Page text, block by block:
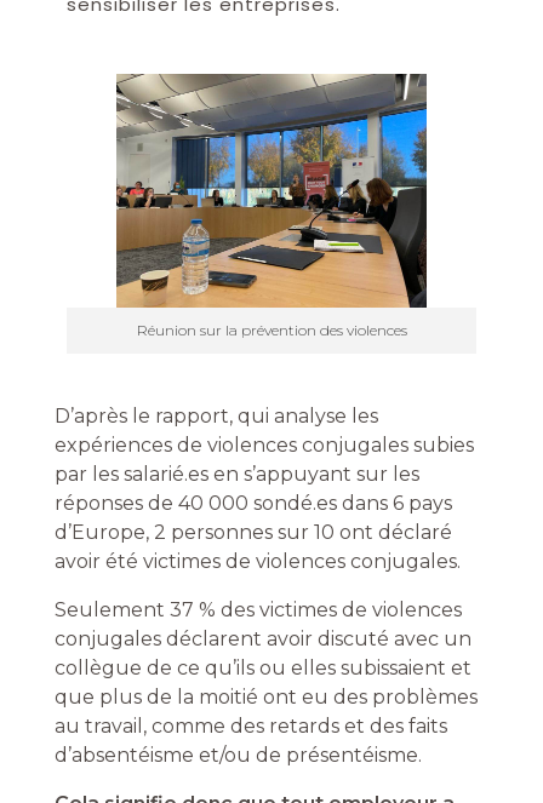
Réunion sur la prévention des violences
D’après le rapport, qui analyse les
expériences de violences conjugales subies
par les salarié.es en s’appuyant sur les
réponses de 40 000 sondé.es dans 6 pays
d’Europe, 2 personnes sur 10 ont déclaré
avoir été victimes de violences conjugales.
Seulement 37 % des victimes de violences
conjugales déclarent avoir discuté avec un
collègue de ce qu’ils ou elles subissaient et
que plus de la moitié ont eu des problèmes
au travail, comme des retards et des faits
d’absentéisme et/ou de présentéisme.